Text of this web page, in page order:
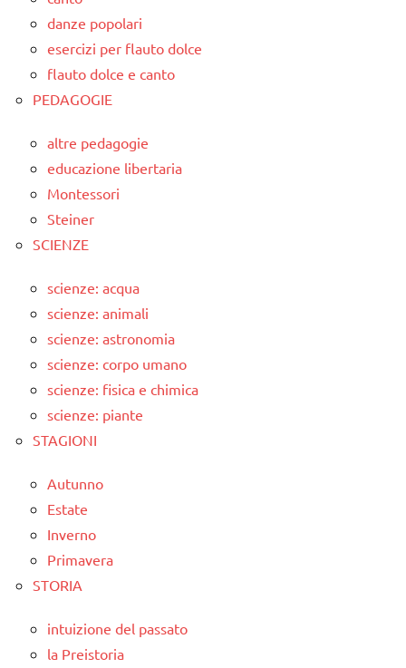
danze popolari
esercizi per flauto dolce
flauto dolce e canto
PEDAGOGIE
altre pedagogie
educazione libertaria
Montessori
Steiner
SCIENZE
scienze: acqua
scienze: animali
scienze: astronomia
scienze: corpo umano
scienze: fisica e chimica
scienze: piante
STAGIONI
Autunno
Estate
Inverno
Primavera
STORIA
intuizione del passato
la Preistoria